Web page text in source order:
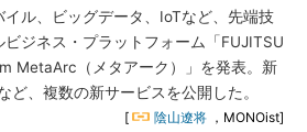
ル、ビッグデータ、IoTなど、先端技
ジネス・プラットフォーム「FUJITSU
MetaArc（メタアーク）」を発表。新
ど、複数の新サービスを公開した。
[ 陰山遼将 ，MONOist]